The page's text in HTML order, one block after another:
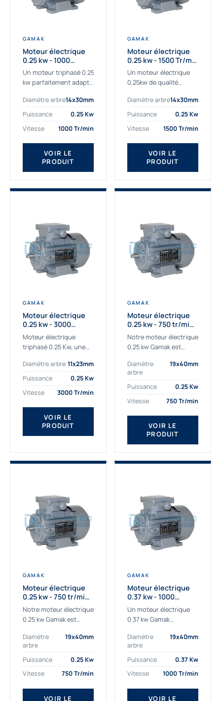
GAMAK
Moteur électrique
0.25 kw - 1000
Tr/min - 230/400V -
IE2
Un moteur triphasé 0.25
kw parfaitement adapté
sévères. Notre
important stock de
permet de livrer
rapidement tous types
de moteurs.
Ce moteur...
Diamètre arbre14x30mm
Puissance
0.25 Kw
Vitesse
1000 Tr/min
VOIR LE
PRODUIT
GAMAK
Moteur électrique
0.25 kw - 1500 Tr/min
- 230/400V - IE2
Un moteur électrique
0.25kw de qualité
professionnels. Notre
gamme de moteurs
sélectionné pour la très
haute...
Diamètre arbre14x30mm
Puissance
0.25 Kw
Vitesse
1500 Tr/min
VOIR LE
PRODUIT
GAMAK
Moteur électrique
0.25 kw - 3000
Tr/min - 230/400V -
IE2
Moteur électrique
triphasé 0.25 Kw, une
adaptée à tous types
de machines.
triphasé 0.25 Kw Gamak
à haut rendement...
Diamètre arbre 11x23mm
Puissance
0.25 Kw
Vitesse
3000 Tr/min
VOIR LE
PRODUIT
GAMAK
Moteur électrique
0.25 kw - 750 tr/min -
230/400V - IE2
Notre moteur électrique
0.25 kw Gamak est
aux applications
sévères. Nous
déterminons,
fournissons
des moteurs
asynchrones depuis de
nombreuses années....
Diamètre
arbre
19x40mm
Puissance
0.25 Kw
Vitesse
750 Tr/min
VOIR LE
PRODUIT
GAMAK
Moteur électrique
0.25 kw - 750 tr/min -
230/400V - IE3
Notre moteur électrique
0.25 kw Gamak est
aux applications
sévères. Nous
déterminons,
fournissons
des moteurs
asynchrones depuis de
Diamètre
arbre
19x40mm
Puissance
0.25 Kw
Vitesse
750 Tr/min
VOIR LE
GAMAK
Moteur électrique
0.37 kw - 1000
Tr/min - 230/400V -
IE2
Un moteur électrique
0.37 kw Gamak
aux applications
industrielles.
Commander un moteur
Gamak c’est choisir un
produit de très haute
qualité....
Diamètre
arbre
19x40mm
Puissance
0.37 Kw
Vitesse
1000 Tr/min
VOIR LE